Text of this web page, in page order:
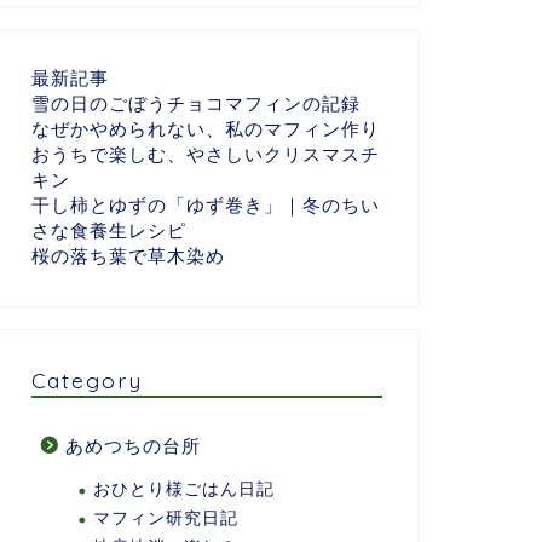
最新記事
雪の日のごぼうチョコマフィンの記録
なぜかやめられない、私のマフィン作り
おうちで楽しむ、やさしいクリスマスチ
キン
干し柿とゆずの「ゆず巻き」｜冬のちい
さな食養生レシピ
桜の落ち葉で草木染め
Category
あめつちの台所
おひとり様ごはん日記
マフィン研究日記